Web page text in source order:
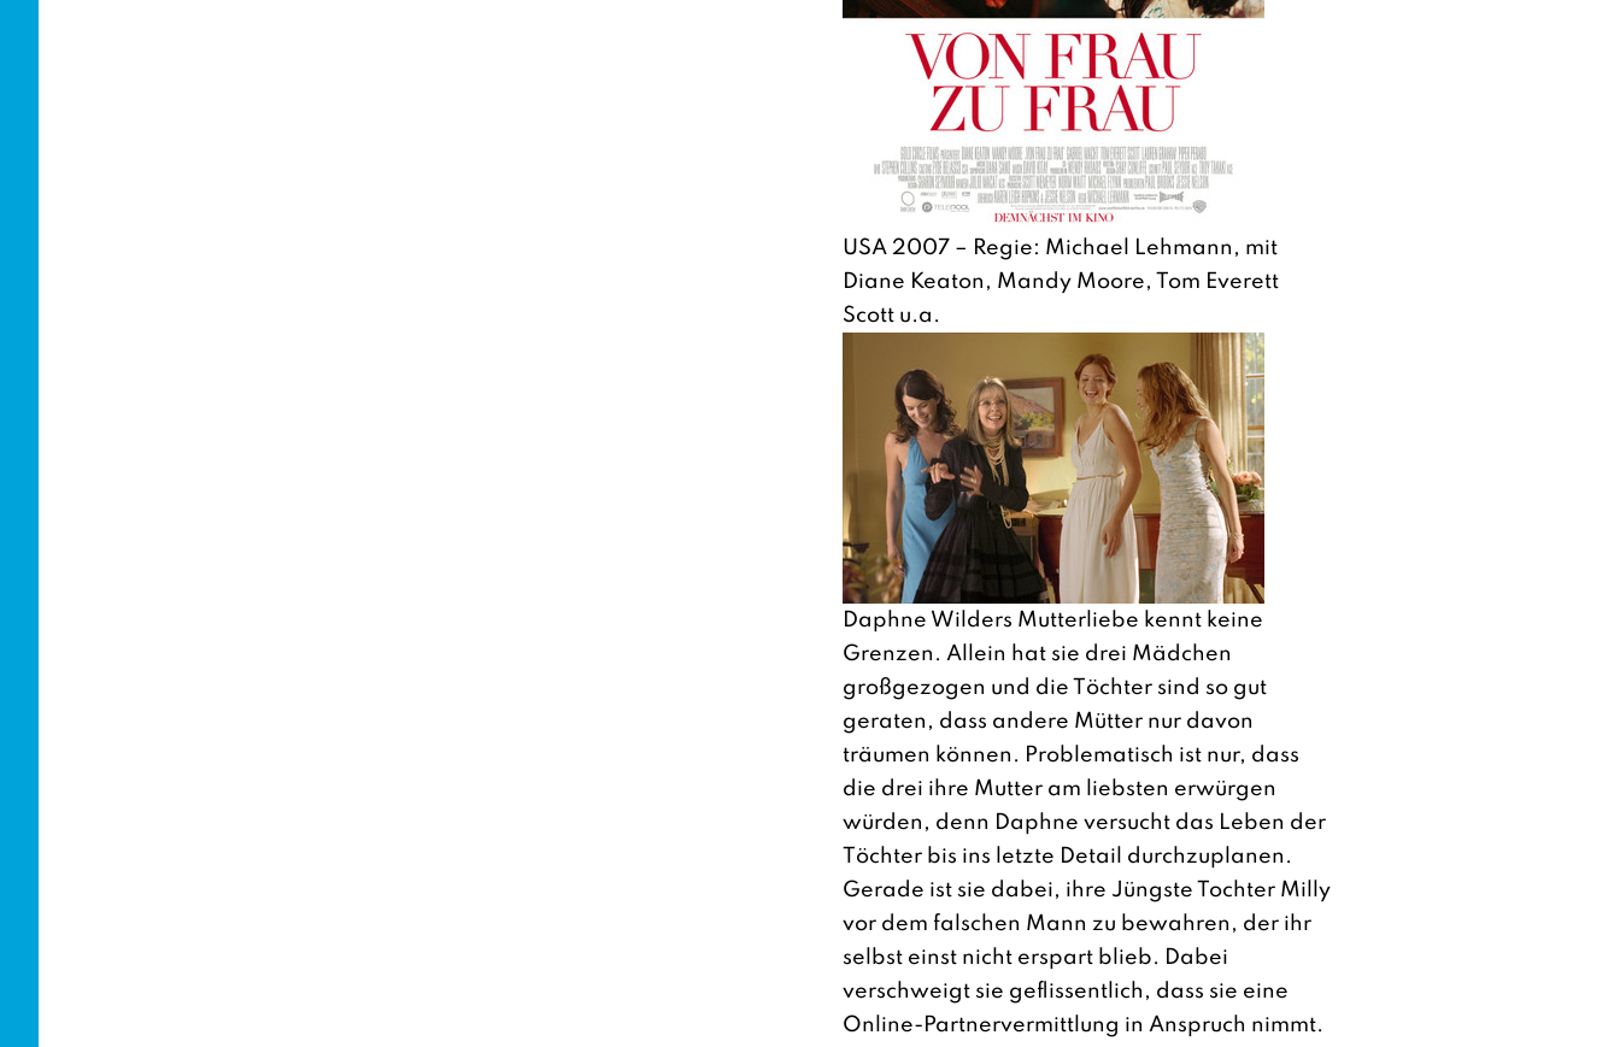
USA 2007 – Regie: Michael Lehmann, mit
Diane Keaton, Mandy Moore, Tom Everett
Scott u.a.
Daphne Wilders Mutterliebe kennt keine
Grenzen. Allein hat sie drei Mädchen
großgezogen und die Töchter sind so gut
geraten, dass andere Mütter nur davon
träumen können. Problematisch ist nur, dass
die drei ihre Mutter am liebsten erwürgen
würden, denn Daphne versucht das Leben der
Töchter bis ins letzte Detail durchzuplanen.
Gerade ist sie dabei, ihre Jüngste Tochter Milly
vor dem falschen Mann zu bewahren, der ihr
selbst einst nicht erspart blieb. Dabei
verschweigt sie geflissentlich, dass sie eine
Online-Partnervermittlung in Anspruch nimmt.